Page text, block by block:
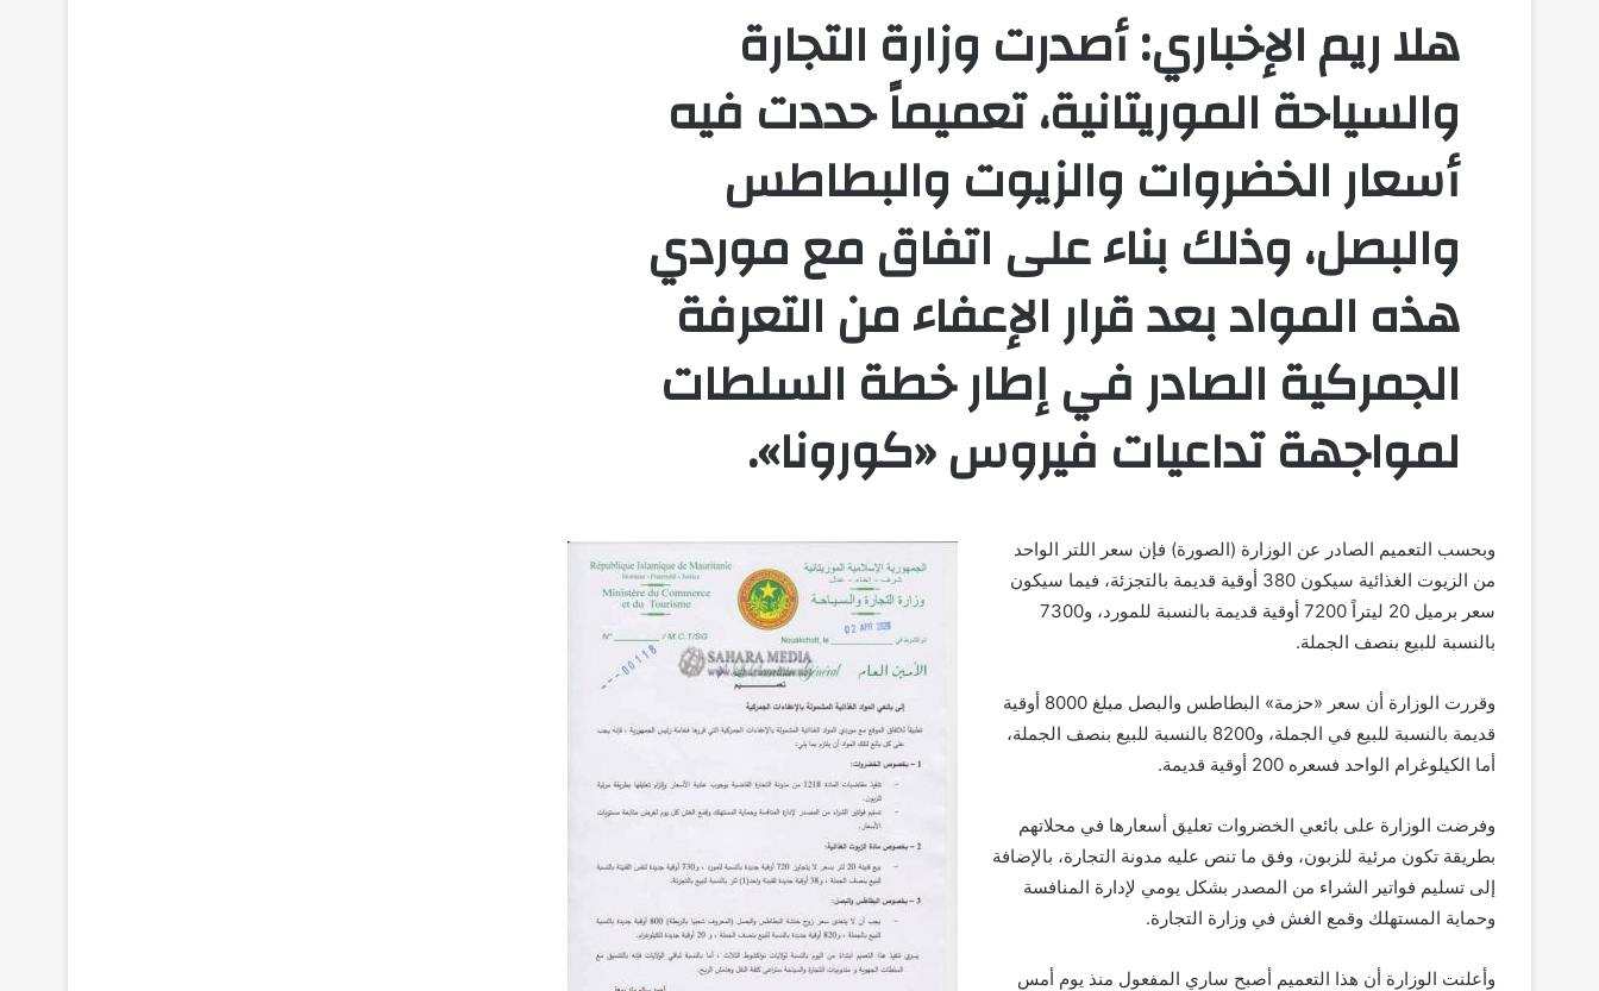
هلا ريم الإخباري: أصدرت وزارة التجارة
والسياحة الموريتانية، تعميماً حددت فيه
أسعار الخضروات والزيوت والبطاطس
والبصل، وذلك بناء على اتفاق مع موردي
هذه المواد بعد قرار الإعفاء من التعرفة
الجمركية الصادر في إطار خطة السلطات
لمواجهة تداعيات فيروس «كورونا».
وبحسب التعميم الصادر عن الوزارة (الصورة) فإن سعر اللتر الواحد
من الزيوت الغذائية سيكون 380 أوقية قديمة بالتجزئة، فيما سيكون
سعر برميل 20 ليتراً 7200 أوقية قديمة بالنسبة للمورد، و7300
بالنسبة للبيع بنصف الجملة.
وقررت الوزارة أن سعر «حزمة» البطاطس والبصل مبلغ 8000 أوقية
قديمة بالنسبة للبيع في الجملة، و8200 بالنسبة للبيع بنصف الجملة،
أما الكيلوغرام الواحد فسعره 200 أوقية قديمة.
وفرضت الوزارة على بائعي الخضروات تعليق أسعارها في محلاتهم
بطريقة تكون مرئية للزبون، وفق ما تنص عليه مدونة التجارة، بالإضافة
إلى تسليم فواتير الشراء من المصدر بشكل يومي لإدارة المنافسة
وحماية المستهلك وقمع الغش في وزارة التجارة.
وأعلنت الوزارة أن هذا التعميم أصبح ساري المفعول منذ يوم أمس